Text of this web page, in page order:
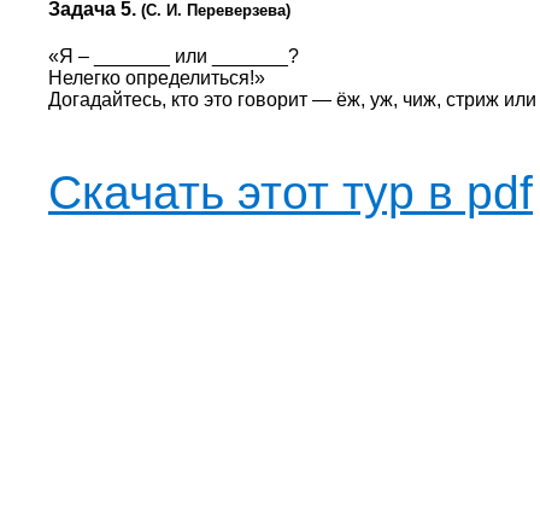
Задача 5. (С. И. Переверзева)
«Я – _______ или _______?
Нелегко определиться!»
Догадайтесь, кто это говорит — ёж, уж, чиж, стриж
Скачать этот тур в pdf